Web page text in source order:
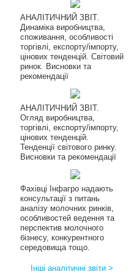
АНАЛІТИЧНИЙ ЗВІТ.
Динаміка виробництва,
споживання, особливості
торгівлі, експорту/імпорту,
цінових тенденцій. Світовий
ринок. Висновки та
рекомендації
АНАЛІТИЧНИЙ ЗВІТ.
Огляд виробництва,
торгівлі, експорту/імпорту,
цінових тенденцій.
Тенденції світового ринку.
Висновки та рекомендації
Фахівці Інфагро надають
консультації з питань
аналізу молочних ринків,
особливостей ведення та
перспектив молочного
бізнесу, конкурентного
середовища тощо.
Інші аналітичні звіти >